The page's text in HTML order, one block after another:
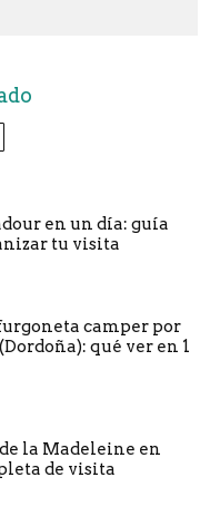
en un día: guía
tu visita
camper por
qué ver en 1
la Madeleine en
de visita